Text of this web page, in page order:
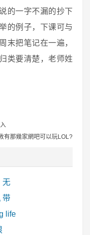
的一字不漏的抄下
的例子，下课可与
末把笔记在一遍，
类要清楚，老师姓
有那幾家網吧可以玩LOL?
无
带
life